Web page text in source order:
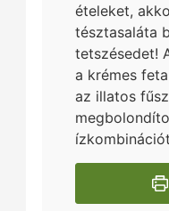
ételeket,
tésztasaláta
tetszésedet!
a krémes
az illatos